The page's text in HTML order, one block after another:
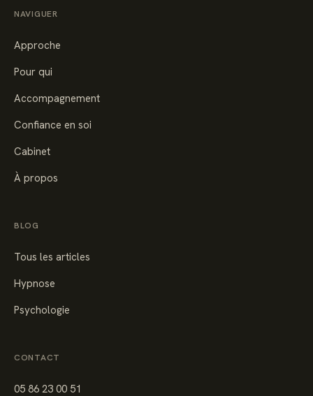
NAVIGUER
Approche
Pour qui
Accompagnement
Confiance en soi
Cabinet
À propos
BLOG
Tous les articles
Hypnose
Psychologie
CONTACT
05 86 23 00 51